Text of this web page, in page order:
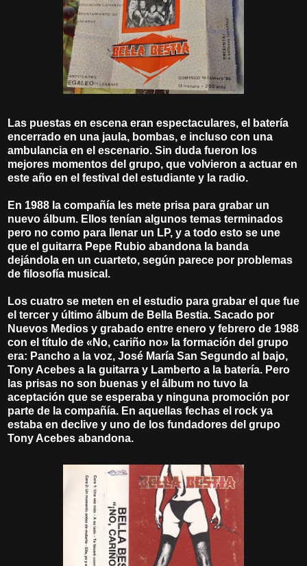
Las puestas en escena eran espectaculares, el batería
encerrado en una jaula, bombas, e incluso con una
ambulancia en el escenario. Sin duda fueron los
mejores momentos del grupo, que volvieron a actuar en
este año en el festival del estudiante y la radio.
En 1988 la compañía les mete prisa para grabar un
nuevo álbum. Ellos tenían algunos temas terminados
pero no como para llenar un LP, y a todo esto se une
que el guitarra Pepe Rubio abandona la banda
dejándola en un cuarteto, según parece por problemas
de filosofía musical.
Los cuatro se meten en el estudio para grabar el que fue
el tercer y último álbum de Bella Bestia. Sacado por
Nuevos Medios y grabado entre enero y febrero de 1988
con el título de «No, cariño no» la formación del grupo
era: Pancho a la voz, José María San Segundo al bajo,
Tony Acebes a la guitarra y Lamberto a la batería. Pero
las prisas no son buenas y el álbum no tuvo la
aceptación que se esperaba y ninguna promoción por
parte de la compañía. En aquellas fechas el rock ya
estaba en declive y uno de los fundadores del grupo
Tony Acebes abandona.